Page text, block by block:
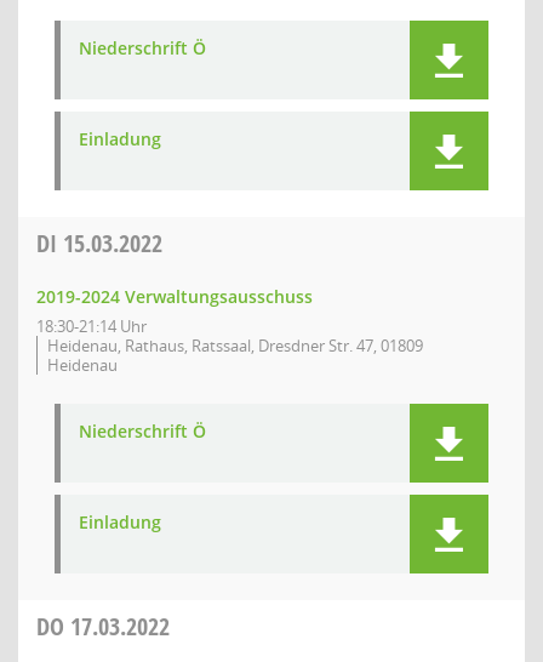
Niederschrift Ö
Einladung
DI 15.03.2022
2019-2024 Verwaltungsausschuss
18:30-21:14 Uhr
Heidenau, Rathaus, Ratssaal, Dresdner Str. 47, 01809
Heidenau
Niederschrift Ö
Einladung
DO 17.03.2022